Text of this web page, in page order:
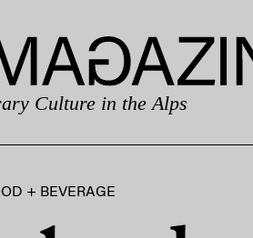
Culture in the Alps
+ BEVERAGE